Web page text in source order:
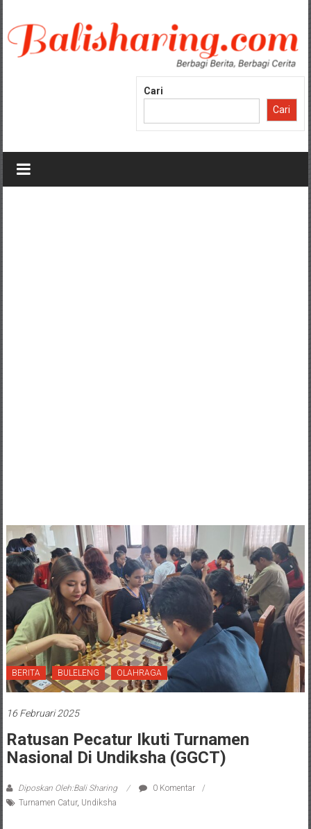
konten
Cari
Cari
BERITA BULELENG OLAHRAGA
16 Februari 2025
Ratusan Pecatur Ikuti Turnamen
Nasional Di Undiksha (GGCT)
Diposkan Oleh:Bali Sharing
0 Komentar
Turnamen Catur, Undiksha